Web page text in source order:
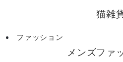
猫雑
ファッション
メンズファ